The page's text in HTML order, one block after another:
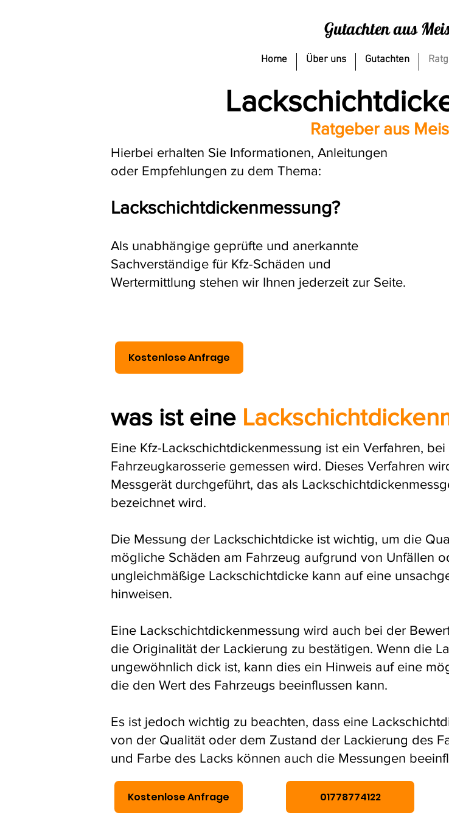
Gutachten aus
Home Über uns Gutachten
Ratgeber aus
Hierbei erhalten Sie Informationen, Anleitungen
oder Empfehlungen zu dem Thema:
Lackschichtdickenmessung?
Als unabhängige geprüfte und anerkannte
Sachverständige für Kfz-Schäden und
Wertermittlung stehen wir Ihnen jederzeit zur Seite.
Kostenlose Anfrage
was ist eine
Eine Kfz-Lackschichtdickenmessung ist ein Verfahren,
Fahrzeugkarosserie gemessen wird. Dieses Verfahren
Messgerät durchgeführt, das als
bezeichnet wird.
Die Messung der Lackschichtdicke ist wichtig, um die
mögliche Schäden am Fahrzeug aufgrund von Unfällen
ungleichmäßige Lackschichtdicke kann auf eine
hinweisen.
Eine Lackschichtdickenmessung wird auch bei der
die Originalität der Lackierung zu bestätigen. Wenn die
ungewöhnlich dick ist, kann dies ein Hinweis auf eine
die den Wert des Fahrzeugs beeinflussen kann.
Es ist jedoch wichtig zu beachten, dass eine
von der Qualität oder dem Zustand der Lackierung des
und Farbe des Lacks können auch die Messungen
Kostenlose Anfrage 01778774122